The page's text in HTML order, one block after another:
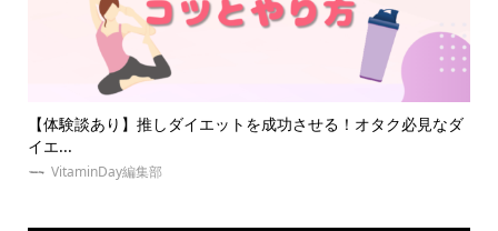
推し活ネイルで指先に推しへの愛を表現！自宅で出来るセルフ
ネイ...
VitaminDay編集部